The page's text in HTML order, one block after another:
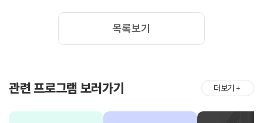
목록보기
관련 프로그램 보러가기 더보기 ＋